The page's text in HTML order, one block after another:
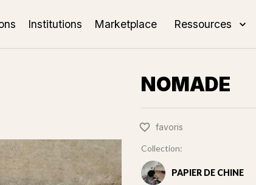
Institutions Marketplace Ressources
NOMADE
favoris
Collection:
PAPIER DE CHINE